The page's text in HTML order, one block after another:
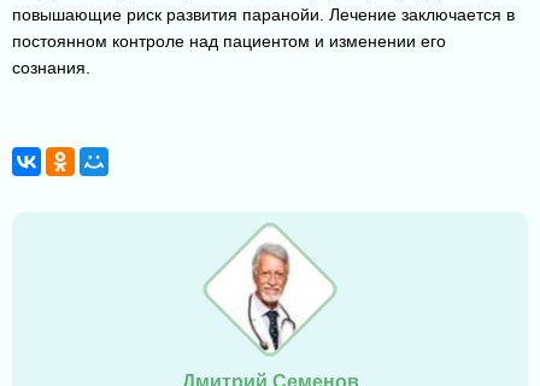
повышающие риск развития паранойи. Лечение заключается в
постоянном контроле над пациентом и изменении его
сознания.
Дмитрий Семенов